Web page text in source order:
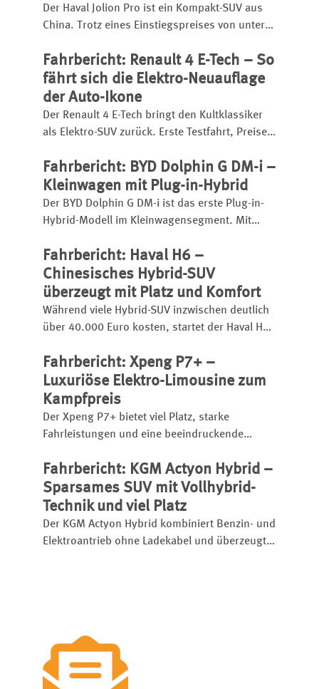
Der Haval Jolion Pro ist ein Kompakt-SUV aus
China. Trotz eines Einstiegspreises von unter
Ausstattung, einen kräftigen Turbobenziner
und eignet sich sogar für den
Anhängerbetrieb.
Fahrbericht: Renault 4 E-Tech – So
fährt sich die Elektro-Neuauflage
der Auto-Ikone
Der Renault 4 E-Tech bringt den Kultklassiker
als Elektro-SUV zurück. Erste Testfahrt, Preise,
Fahreindruck im Überblick.
Fahrbericht: BYD Dolphin G DM-i –
Kleinwagen mit Plug-in-Hybrid
Der BYD Dolphin G DM-i ist das erste Plug-in-
Hybrid-Modell im Kleinwagensegment. Mit
bis zu 105 Kilometer, insgesamt kann er bis zu
1.040 Kilometer weit kommen.
Fahrbericht: Haval H6 –
Chinesisches Hybrid-SUV
überzeugt mit Platz und Komfort
Während viele Hybrid-SUV inzwischen deutlich
über 40.000 Euro kosten, startet der Haval H6
Fahrbericht: Xpeng P7+ –
Luxuriöse Elektro-Limousine zum
Kampfpreis
Der Xpeng P7+ bietet viel Platz, starke
Fahrleistungen und eine beeindruckende
Limousine startet bereits ab 46.600 Euro und
setzt etablierte Rivalen unter Druck.
Fahrbericht: KGM Actyon Hybrid –
Sparsames SUV mit Vollhybrid-
Technik und viel Platz
Der KGM Actyon Hybrid kombiniert Benzin- und
Elektroantrieb ohne Ladekabel und überzeugt